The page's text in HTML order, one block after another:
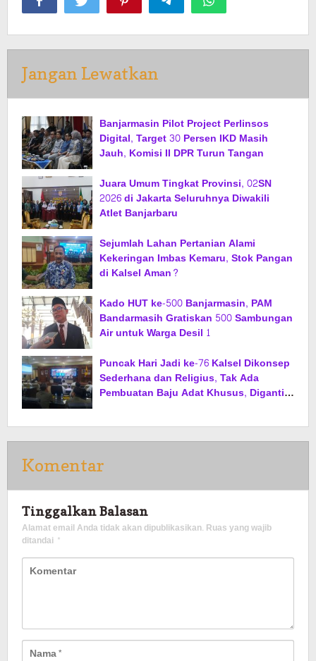
Jangan Lewatkan
Banjarmasin Pilot Project Perlinsos
Digital, Target 30 Persen IKD Masih
Jauh, Komisi II DPR Turun Tangan
Juara Umum Tingkat Provinsi, 02SN
2026 di Jakarta Seluruhnya Diwakili
Atlet Banjarbaru
Sejumlah Lahan Pertanian Alami
Kekeringan Imbas Kemaru, Stok Pangan
di Kalsel Aman?
Kado HUT ke-500 Banjarmasin, PAM
Bandarmasih Gratiskan 500 Sambungan
Air untuk Warga Desil 1
Puncak Hari Jadi ke-76 Kalsel Dikonsep
Sederhana dan Religius, Tak Ada
Pembuatan Baju Adat Khusus, Diganti
Komentar
Tinggalkan Balasan
Alamat email Anda tidak akan dipublikasikan. Ruas yang wajib
ditandai *